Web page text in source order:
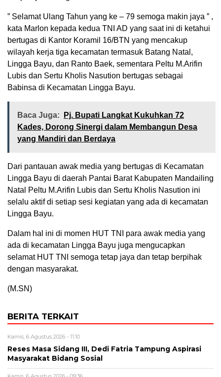
” Selamat Ulang Tahun yang ke – 79 semoga makin jaya ” ,
kata Marlon kepada kedua TNI AD yang saat ini di ketahui
bertugas di Kantor Koramil 16/BTN yang mencakup
wilayah kerja tiga kecamatan termasuk Batang Natal,
Lingga Bayu, dan Ranto Baek, sementara Peltu M.Arifin
Lubis dan Sertu Kholis Nasution bertugas sebagai
Babinsa di Kecamatan Lingga Bayu.
Baca Juga:
Pj. Bupati Langkat Kukuhkan 72
Kades, Dorong Sinergi dalam Membangun Desa
yang Mandiri dan Berdaya
Dari pantauan awak media yang bertugas di Kecamatan
Lingga Bayu di daerah Pantai Barat Kabupaten Mandailing
Natal Peltu M.Arifin Lubis dan Sertu Kholis Nasution ini
selalu aktif di setiap sesi kegiatan yang ada di kecamatan
Lingga Bayu.
Dalam hal ini di momen HUT TNI para awak media yang
ada di kecamatan Lingga Bayu juga mengucapkan
selamat HUT TNI semoga tetap jaya dan tetap berpihak
dengan masyarakat.
(M.SN)
BERITA TERKAIT
Kamis, 6 Agustus 2026 - 11:10
Reses Masa Sidang III, Dedi Fatria Tampung Aspirasi
Masyarakat Bidang Sosial